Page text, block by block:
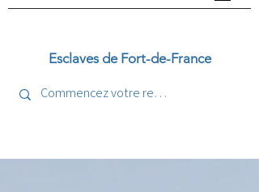
Esclaves de Fort-de-France